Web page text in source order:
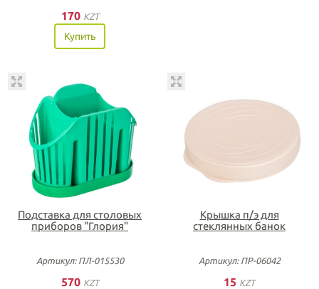
170 KZT
Купить
Подставка для столовых
приборов "Глория"
Артикул: ПЛ-015530
570 KZT
Крышка п/э для
стеклянных банок
Артикул: ПР-06042
15 KZT